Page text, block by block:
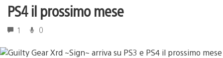
PS4 il prossimo mese
1 0